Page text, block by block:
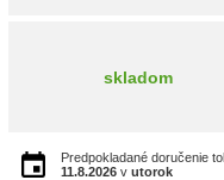
skladom
Predpokladané doručenie
11.8.2026 v utorok